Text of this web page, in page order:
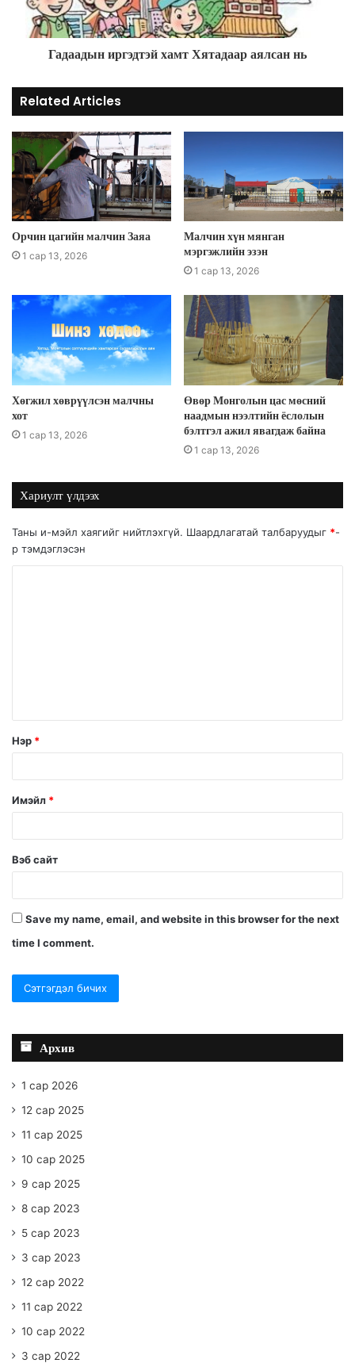
Гадаадын иргэдтэй хамт Хятадаар аялсан нь
Related Articles
Орчин цагийн малчин Заяа
1 сар 13, 2026
Малчин хүн мянган
мэргэжлийн эзэн
1 сар 13, 2026
Хөгжил хөврүүлсэн малчны
хот
1 сар 13, 2026
Өвөр Монголын цас мөсний
наадмын нээлтийн ёслолын
бэлтгэл ажил явагдаж байна
1 сар 13, 2026
Хариулт үлдээх
Таны и-мэйл хаягийг нийтлэхгүй. Шаардлагатай талбаруудыг *-
р тэмдэглэсэн
Нэр *
Имэйл *
Вэб сайт
Save my name, email, and website in this browser for the next
time I comment.
Архив
1 сар 2026
12 сар 2025
11 сар 2025
10 сар 2025
9 сар 2025
8 сар 2023
5 сар 2023
3 сар 2023
12 сар 2022
11 сар 2022
10 сар 2022
3 сар 2022